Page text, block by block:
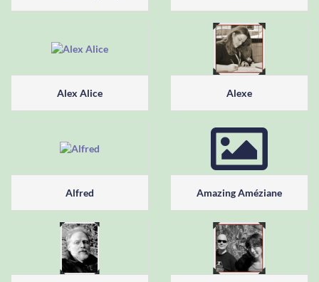
Alex Alice Alexe
Alfred Amazing Améziane